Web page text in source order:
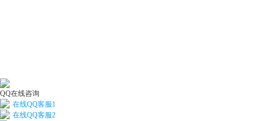
QQ在线咨询
在线QQ客服1
在线QQ客服2